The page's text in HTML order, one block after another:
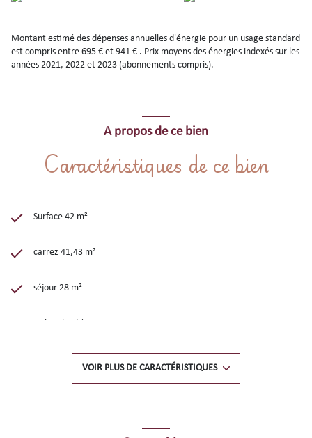
Montant estimé des dépenses annuelles d'énergie pour un usage standard
est compris entre 695 € et 941 € . Prix moyens des énergies indexés sur les
années 2021, 2022 et 2023 (abonnements compris).
A propos de ce bien
Caractéristiques de ce bien
Surface 42 m²
carrez 41,43 m²
séjour 28 m²
1 chambre(s)
cuisine américaine (équipée)
VOIR PLUS DE CARACTÉRISTIQUES